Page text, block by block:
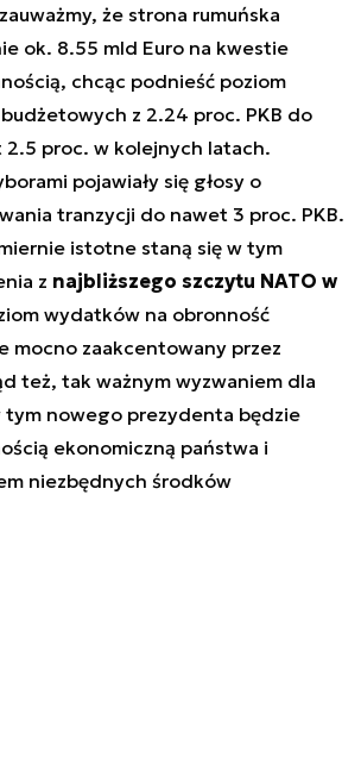
że strona rumuńska
ok. 8.55 mld Euro na kwestie
chcąc podnieść poziom
z 2.24 proc. PKB do
2.5 proc. w kolejnych latach.
pojawiały się głosy o
tranzycji do nawet 3 proc. PKB.
istotne staną się w tym
z najbliższego szczytu NATO w
wydatków na obronność
mocno zaakcentowany przez
też, tak ważnym wyzwaniem dla
tym nowego prezydenta będzie
ekonomiczną państwa i
niezbędnych środków